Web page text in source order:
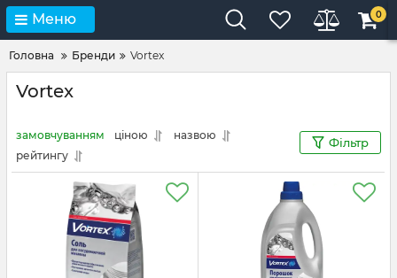
Меню 0
Головна Бренди Vortex
Vortex
замовчуванням ціною
назвою
рейтингу
Фільтр